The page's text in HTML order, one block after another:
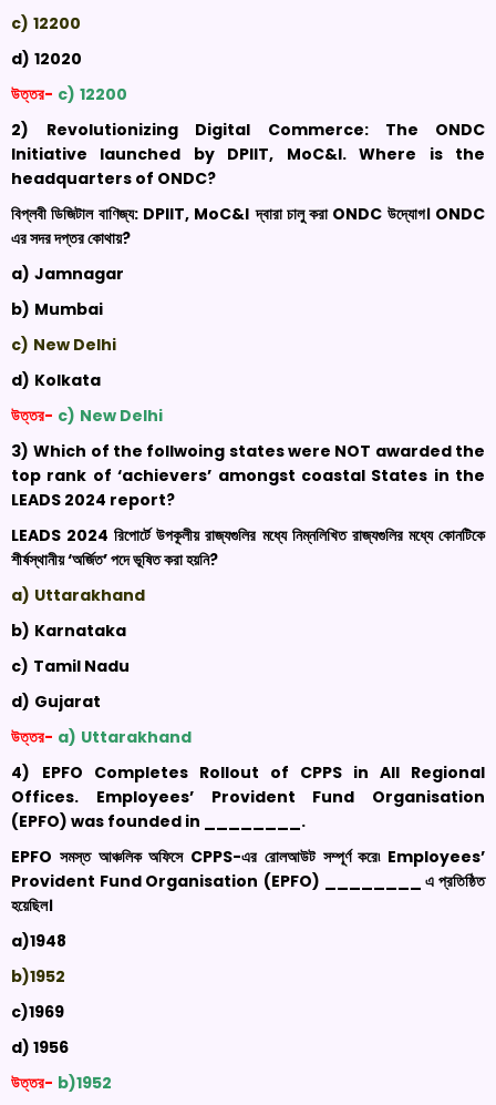
c) 12200
d) 12020
উত্তর- c) 12200
2)
Revolutionizing Digital Commerce: The ONDC
Initiative launched by DPIIT, MoC&I. Where is the
headquarters of ONDC?
বিপ্লবী ডিজিটাল বাণিজ্য: DPIIT, MoC&I দ্বারা চালু করা ONDC উদ্যোগ। ONDC
এর সদর দপ্তর কোথায়?
a) Jamnagar
b) Mumbai
c) New Delhi
d) Kolkata
উত্তর- c) New Delhi
3) Which of the follwoing states were NOT awarded the
top rank of ‘achievers’ amongst coastal States in the
LEADS 2024 report?
LEADS 2024রিপোর্টে উপকূলীয় রাজ্যগুলির মধ্যে নিম্নলিখিত রাজ্যগুলির মধ্যে কোনটিকে
শীর্ষস্থানীয় ‘অর্জিত’ পদে ভূষিত করা হয়নি?
a) Uttarakhand
b) Karnataka
c) Tamil Nadu
d) Gujarat
উত্তর- a) Uttarakhand
4)
EPFO Completes Rollout of CPPS in All Regional
Offices. Employees’ Provident Fund Organisation
(EPFO) was founded in
________.
EPFO সমস্ত আঞ্চলিক অফিসে CPPS-এর রোলআউট সম্পূর্ণ করে৷ Employees’
Provident Fund Organisation (EPFO) ________এ প্রতিষ্ঠিত
হয়েছিল।
a)1948
b)1952
c)1969
d) 1956
উত্তর- b)1952